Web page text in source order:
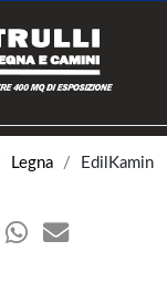
Legna
EdilKamin